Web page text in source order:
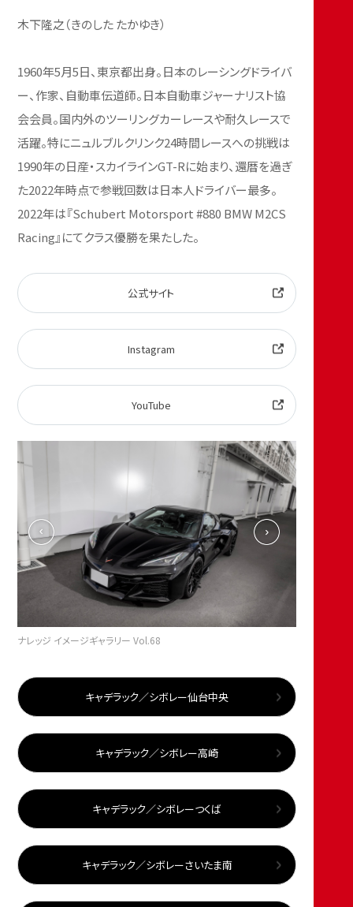
木下隆之（きのした たかゆき）
1960年5月5日、東京都出身。日本のレーシングドライバ
ー、作家、自動車伝道師。日本自動車ジャーナリスト協
会会員。国内外のツーリングカーレースや耐久レースで
活躍。特にニュルブルクリンク24時間レースへの挑戦は
1990年の日産・スカイラインGT-Rに始まり、還暦を過ぎ
た2022年時点で参戦回数は日本人ドライバー最多。
2022年は『Schubert Motorsport #880 BMW M2CS
Racing』にてクラス優勝を果たした。
公式サイト
Instagram
YouTube
ナレッジ イメージギャラリー Vol.68
キャデラック／シボレー仙台中央
キャデラック／シボレー高崎
キャデラック／シボレーつくば
キャデラック／シボレーさいたま南